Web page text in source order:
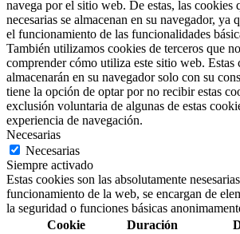
navega por el sitio web. De estas, las cookies
necesarias se almacenan en su navegador, ya
el funcionamiento de las funcionalidades
También utilizamos cookies de terceros que
comprender cómo utiliza este sitio web. Estas
almacenarán en su navegador solo con su
tiene la opción de optar por no recibir estas
exclusión voluntaria de algunas de estas
experiencia de navegación.
Necesarias
Necesarias
Siempre activado
Estas cookies son las absolutamente
funcionamiento de la web, se encargan de
la seguridad o funciones básicas
Cookie
Duración